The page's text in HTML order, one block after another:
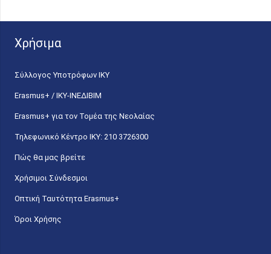
Χρήσιμα
Σύλλογος Υποτρόφων ΙΚΥ
Erasmus+ / ΙΚΥ-ΙΝΕΔΙΒΙΜ
Erasmus+ για τον Τομέα της Νεολαίας
Τηλεφωνικό Κέντρο IKY: 210 3726300
Πώς θα μας βρείτε
Χρήσιμοι Σύνδεσμοι
Οπτική Ταυτότητα Erasmus+
Όροι Χρήσης